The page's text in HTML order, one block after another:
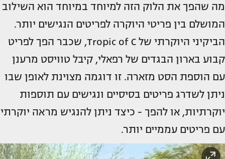
מה שהפך את הלוק הזה למיוחד במיוחד הוא השילוב
המושלם בין פריטי היוקרה לפריטים הנגישים יותר.
הביקיני היוקרתי של Tropic of C, שכבר הפך לפריט
קבוע בארון הבגדים של רפאלי, קיבל טוויסט מרענן
עם הוספת הסט מזארה. זו דוגמה מצוינת לאופן שבו
ניתן לשדרג פריטים בסיסיים ונגישים עם תוספות
יוקרתיות, או להפך - כיצד ניתן להנגיש מראה יוקרתי
עם פריטים עממיים יותר.